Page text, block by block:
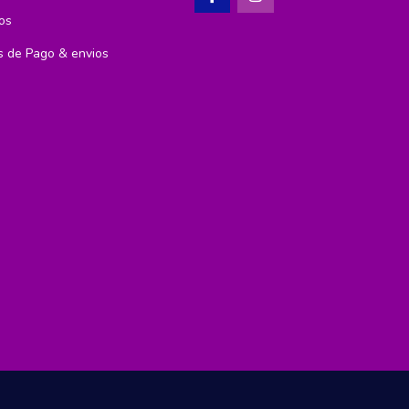
de Pago & envios